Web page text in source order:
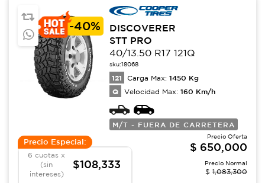
-40%
DISCOVERER
STT PRO
40/13.50 R17 121Q
sku:18068
121 Carga Max: 1450 Kg
Q Velocidad Max: 160 Km/h
M/T - FUERA DE CARRETERA
Precio Especial:
6 cuotas x
(sin
intereses)
$108,333
Precio Oferta
$ 650,000
Precio Normal
$ 1,083,300